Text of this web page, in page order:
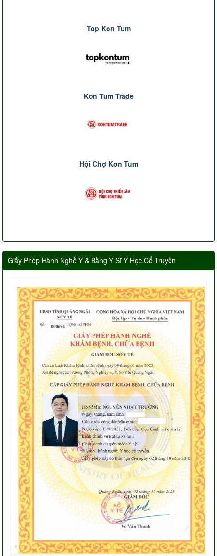
Top Kon Tum
Kon Tum Trade
Hội Chợ Kon Tum
Giấy Phép Hành Nghề Y & Bằng Y Sĩ Y Học Cổ Truyền